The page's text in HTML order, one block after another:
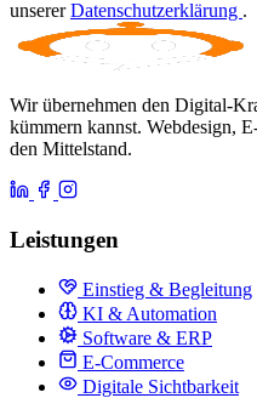
unsererDatenschutzerklärung .
Wir übernehmen den Digital-
kümmern kannst. Webdesign,
den Mittelstand.
Leistungen
Einstieg & Begleitung
KI & Automation
Software & ERP
E-Commerce
Digitale Sichtbarkeit